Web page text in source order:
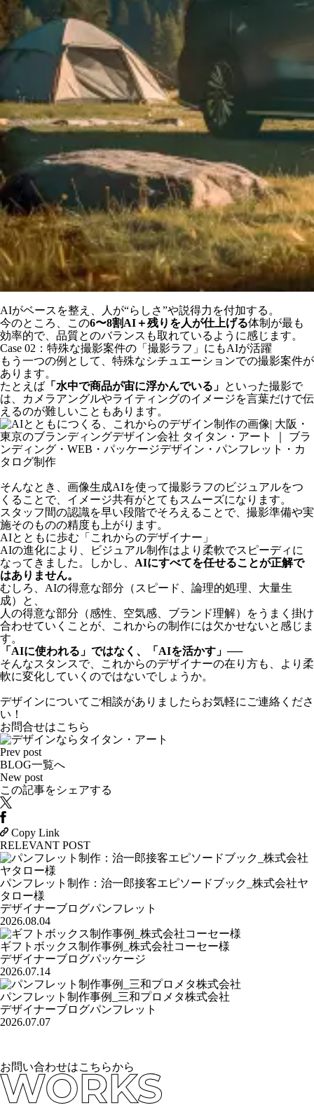
AIがベースを整え、人が“らしさ”や説得力を付加する。
今のところ、この6〜8割AI＋残りを人が仕上げる体制が最も
効率的で、品質とのバランスも取れているように感じます。
Case 02：特殊な撮影案件の「撮影ラフ」にもAIが活躍
もう一つの例として、特殊なシチュエーションでの撮影案件が
あります。
たとえば 「水中で商品が宙に浮かんでいる」 といった撮影で
は、カメラアングルやライティングのイメージを言葉だけで伝
えるのが難しいこともあります。
そんなとき、画像生成AIを使って撮影ラフのビジュアルをつ
くる ことで、イメージ共有がとてもスムーズになります。
スタッフ間の認識を早い段階でそろえることで、撮影準備や実
施そのものの精度も上がります。
AIとともに歩む「これからのデザイナー」
AIの進化により、ビジュアル制作はより柔軟でスピーディに
なってきました。しかし、 AIにすべてを任せることが正解で
はありません。
むしろ、AIの得意な部分（スピード、論理的処理、大量生
成）と、
人の得意な部分（感性、空気感、ブランド理解）をうまく掛け
合わせていくことが、これからの制作には欠かせないと感じま
す。
「AIに使われる」ではなく、「AIを活かす」 ──
そんなスタンスで、これからのデザイナーの在り方も、より柔
軟に変化していくのではないでしょうか。
デザインについてご相談がありましたらお気軽にご連絡くださ
い！
お問合せはこちら
Prev post
BLOG一覧へ
New post
この記事をシェアする
Copy Link
RELEVANT POST
パンフレット制作：治一郎接客エピソードブック_株式会社ヤ
タロー様
デザイナーブログパンフレット
2026.08.04
ギフトボックス制作事例_株式会社コーセー様
デザイナーブログパッケージ
2026.07.14
パンフレット制作事例_三和プロメタ株式会社
デザイナーブログパンフレット
2026.07.07
お問い合わせはこちらから